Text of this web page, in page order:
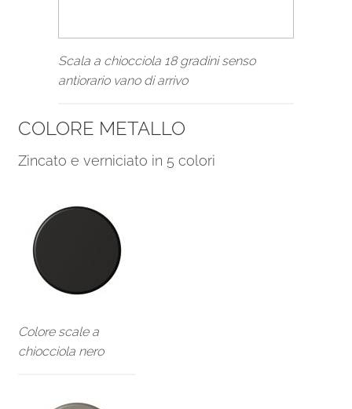
Scala a chiocciola 18 gradini senso
antiorario vano di arrivo
COLORE METALLO
Zincato e verniciato in 5 colori
Colore scale a
chiocciola nero